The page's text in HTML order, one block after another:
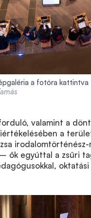
a fotóra
valamint a
a
ők egyúttal a zsűri